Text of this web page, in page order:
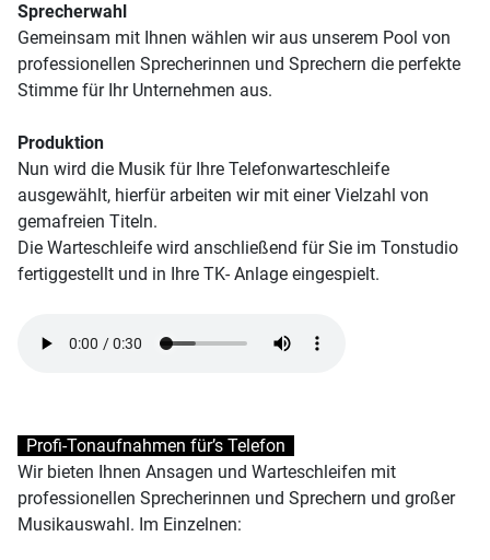
Sprecherwahl
Gemeinsam mit Ihnen wählen wir aus unserem Pool von
professionellen Sprecherinnen und Sprechern die perfekte
Stimme für Ihr Unternehmen aus.
Produktion
Nun wird die Musik für Ihre Telefonwarteschleife
ausgewählt, hierfür arbeiten wir mit einer Vielzahl von
gemafreien Titeln.
Die Warteschleife wird anschließend für Sie im Tonstudio
fertiggestellt und in Ihre TK- Anlage eingespielt.
Profi-Tonaufnahmen für’s Telefon
Wir bieten Ihnen Ansagen und Warteschleifen mit
professionellen Sprecherinnen und Sprechern und großer
Musikauswahl. Im Einzelnen: